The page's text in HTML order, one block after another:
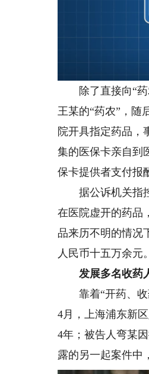
除了直接向“药
王某的“药农”，随
院开具指定药品，
集的医保卡亲自到
保卡提供者支付报
据公诉机关指控
在医院虚开的药品
品来历不明的情况
人民币十五万余元。
发展多名收药
靠着“开药、收
4月，上海浦东新
4年；被告人弯某
露的另一起案件中